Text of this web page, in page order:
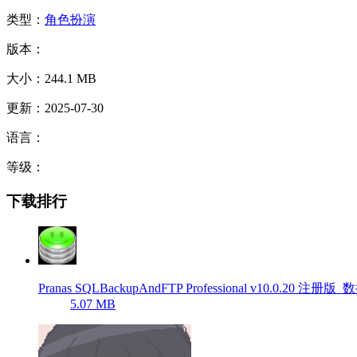
类型： 角色扮演
版本：
大小：244.1 MB
更新：2025-07-30
语言：
等级：
下载排行
Pranas SQLBackupAndFTP Professional v10.0.20 注册版_
5.07 MB